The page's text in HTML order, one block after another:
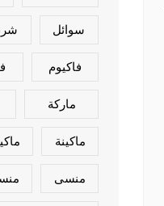
سوائل
فاكيوم
ماركة
ماكينة
منسى